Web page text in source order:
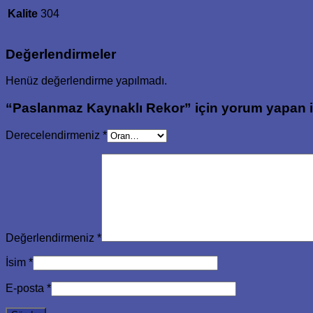
Kalite 304
Değerlendirmeler
Henüz değerlendirme yapılmadı.
“Paslanmaz Kaynaklı Rekor” için yorum
Derecelendirmeniz *
Değerlendirmeniz *
İsim *
E-posta *